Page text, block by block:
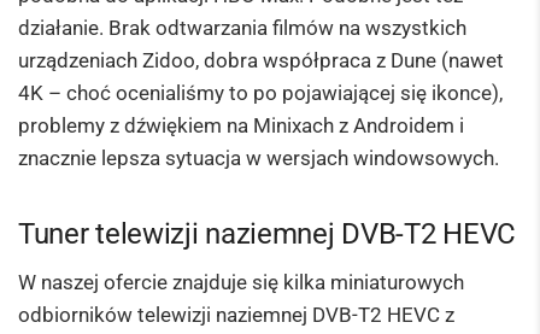
działanie. Brak odtwarzania filmów na wszystkich
urządzeniach Zidoo, dobra współpraca z Dune (nawet
4K – choć ocenialiśmy to po pojawiającej się ikonce),
problemy z dźwiękiem na Minixach z Androidem i
znacznie lepsza sytuacja w wersjach windowsowych.
Tuner telewizji naziemnej DVB-T2 HEVC
W naszej ofercie znajduje się kilka miniaturowych
odbiorników telewizji naziemnej DVB-T2 HEVC z